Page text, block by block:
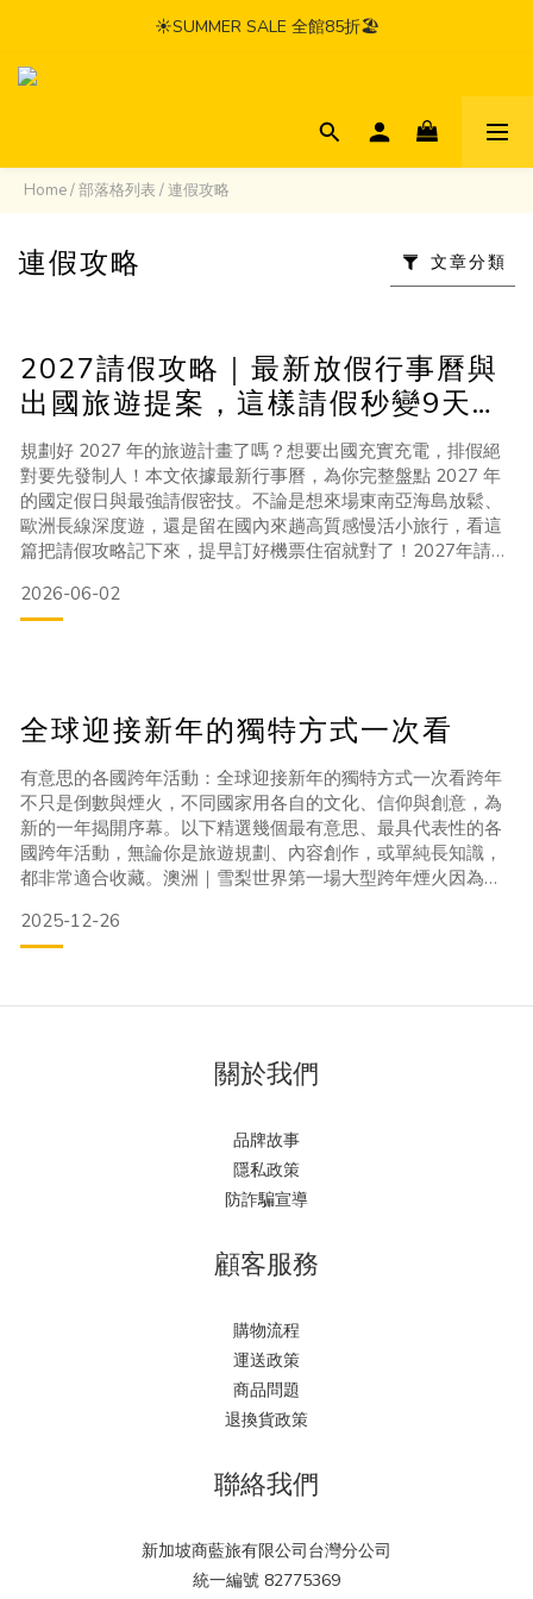
☀️SUMMER SALE 全館85折🏖️
Home/部落格列表 /連假攻略
連假攻略 文章分類
2027請假攻略｜最新放假行事曆與
出國旅遊提案，這樣請假秒變9天長
假！
規劃好 2027 年的旅遊計畫了嗎？想要出國充實充電，排假絕
對要先發制人！本文依據最新行事曆，為你完整盤點 2027 年
的國定假日與最強請假密技。不論是想來場東南亞海島放鬆、
歐洲長線深度遊，還是留在國內來趟高質感慢活小旅行，看這
篇把請假攻略記下來，提早訂好機票住宿就對了！2027年請假
元旦、春節、228、清明、五一、雙十與台灣光復節，只要動
用 2~4 天的特休，就能直接把假期升級為 9 天到 11 天 的長
2026-06-02
全球迎接新年的獨特方式一次看
有意思的各國跨年活動：全球迎接新年的獨特方式一次看跨年
不只是倒數與煙火，不同國家用各自的文化、信仰與創意，為
新的一年揭開序幕。以下精選幾個最有意思、最具代表性的各
國跨年活動，無論你是旅遊規劃、內容創作，或單純長知識，
都非常適合收藏。澳洲｜雪梨世界第一場大型跨年煙火因為時
雪梨港、歌劇院、港灣大橋特色：超大規模煙火＋燈光音樂秀
看點：常被全球媒體直播，被譽為「世界跨年開場白」美國｜
點：水晶球從高
2025-12-26
關於我們
品牌故事
隱私政策
防詐騙宣導
顧客服務
購物流程
運送政策
商品問題
退換貨政策
聯絡我們
新加坡商藍旅有限公司台灣分公司
統一編號 82775369